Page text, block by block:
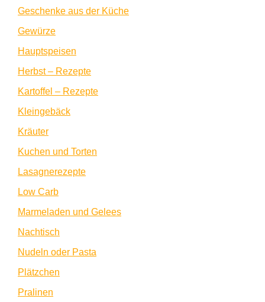
Geschenke aus der Küche
Gewürze
Hauptspeisen
Herbst – Rezepte
Kartoffel – Rezepte
Kleingebäck
Kräuter
Kuchen und Torten
Lasagnerezepte
Low Carb
Marmeladen und Gelees
Nachtisch
Nudeln oder Pasta
Plätzchen
Pralinen